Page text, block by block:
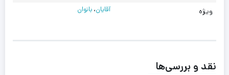
ویژه آقایان،بانوان
نقد و بررسی‌ها